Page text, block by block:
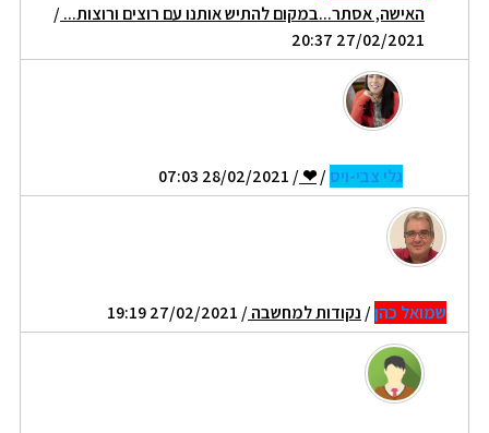
האישה, אסתר...במקום להתיש אותנו עם רוצים ורוצות.../
27/02/2021 20:37
גלי צבי-ויס/
❤
/ 28/02/2021 07:03
שמואל כהן/ נקודות למחשבה/ 27/02/2021 19:19